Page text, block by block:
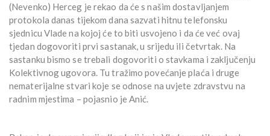
(Nevenko) Herceg je rekao da će s našim dostavljanjem
protokola danas tijekom dana sazvati hitnu telefonsku
sjednicu Vlade na kojoj će to biti usvojeno i da će već ovaj
tjedan dogovoriti prvi sastanak, u srijedu ili četvrtak. Na
sastanku bismo se trebali dogovoriti o stavkama i zaključenju
Kolektivnog ugovora. Tu tražimo povećanje plaća i druge
nematerijalne stvari koje se odnose na uvjete zdravstvu na
radnim mjestima – pojasnio je Anić.